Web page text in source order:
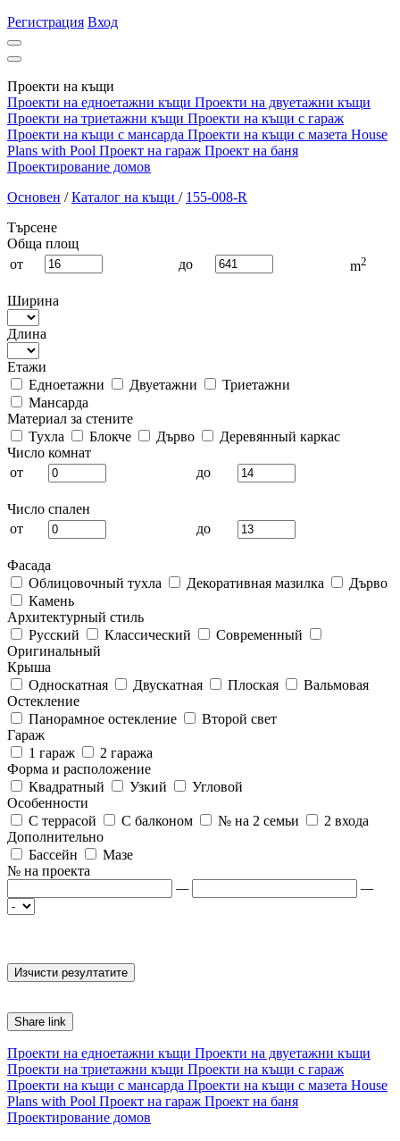
Регистрация Вход
Проекти на къщи
Проекти на едноетажни къщи Проекти на двуетажни къщи
Проекти на триетажни къщи Проекти на къщи с гараж
Проекти на къщи с мансарда Проекти на къщи с мазета House
Plans with Pool Проект на гараж Проект на баня
Проектирование домов
Основен / Каталог на къщи / 155-008-R
Търсене
Обща площ
от
до m2
Ширина
Длина
Етажи
Едноетажни
Двуетажни
Триетажни
Мансарда
Материал за стените
Тухла
Блокче Дърво
Деревянный каркас
Число комнат
от
до
Число спален
от
до
Фасада
Облицовочный тухла
Декоративная мазилка
Дърво
Камень
Архитектурный стиль
Русский
Классический
Современный
Оригинальный
Крыша
Односкатная
Двускатная Плоская
Вальмовая
Остекление
Панорамное остекление
Второй свет
Гараж
1 гараж
2 гаража
Форма и расположение
Квадратный
Узкий
Угловой
Особенности
С террасой
С балконом № на 2 семьи
2 входа
Дополнительно
Бассейн
Мазе
№ на проекта
—
—
Share link
Проекти на едноетажни къщи Проекти на двуетажни къщи
Проекти на триетажни къщи Проекти на къщи с гараж
Проекти на къщи с мансарда Проекти на къщи с мазета House
Plans with Pool Проект на гараж Проект на баня
Проектирование домов